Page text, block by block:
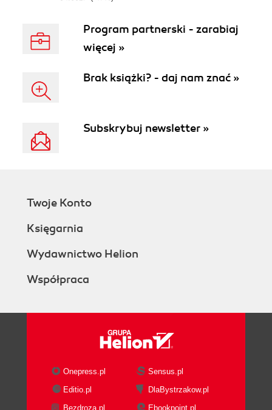
Program partnerski - zarabiaj
więcej »
Brak książki? - daj nam znać »
Subskrybuj newsletter »
Twoje Konto
Księgarnia
Wydawnictwo Helion
Współpraca
Onepress.pl
Sensus.pl
Editio.pl
DlaBystrzakow.pl
Bezdroza.pl
Ebookpoint.pl